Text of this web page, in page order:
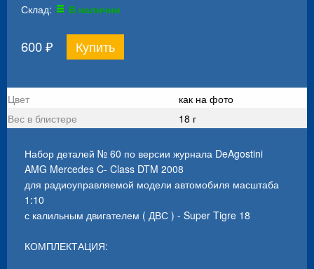
Склад: В наличии
600 ₽
Цвет
как на фото
Вес в блистере
18 г
Набор деталей № 60 по версии журнала DeAgostini
AMG Mercedes C- Class DTM 2008
для радиоуправляемой модели автомобиля масштаба
1:10
с калильным двигателем ( ДВС ) - Super Tigre 18
КОМПЛЕКТАЦИЯ: